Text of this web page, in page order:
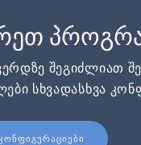
შეგიძლიათ
სხვადასხვა